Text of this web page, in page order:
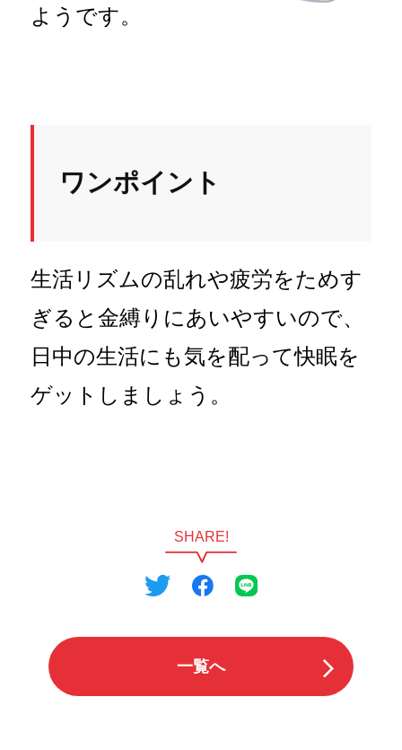
ようです。
ワンポイント
生活リズムの乱れや疲労をためす
ぎると金縛りにあいやすいので、
日中の生活にも気を配って快眠を
ゲットしましょう。
SHARE!
一覧へ